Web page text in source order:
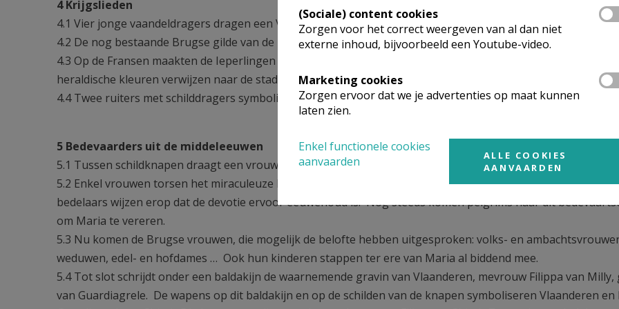
4 Krijgslieden
4.1 Vier jonge vaandeldragers dragen een Vlaamse leeuwenvlag
4.2 De nog bestaande Brugse gilde van de kruisboogschutters van Sint-Joris vochten destijds mee in de
4.3 Op de Fransen maakten de Ieperlingen tijdens de veldslag een springale buit. Dit is een grote boog. De
heraldische kleuren verwijzen naar de stad Ieper.
4.4 Twee ruiters met schilddragers symboliseren Vlaanderen en Brugge
5 Bedevaarders uit de middeleeuwen
5.1 Tussen schildknapen draagt een vrouw het mariaal vexillum.
5.2 Enkel vrouwen torsen het miraculeuze laat-middeleeuwse beeld van O.-L.-Vrouw-van-Blindekens. Enkele
bedelaars wijzen erop dat de devotie ervoor eeuwenoud is. Nog steeds komen pelgrims naar dit
om Maria te vereren.
5.3 Nu komen de Brugse vrouwen, die mogelijk de belofte hebben uitgesproken: volks- en
weduwen, edel- en hofdames … Ook hun kinderen stappen ter ere van Maria al biddend mee.
5.4 Tot slot schrijdt onder een baldakijn de waarnemende gravin van Vlaanderen, mevrouw Filippa van Milly,
van Guardiagrele. De wapens op dit baldakijn en op de schilden van de knapen symboliseren Vlaanderen en
(Sociale) content cookies
Zorgen voor het correct weergeven van al dan niet
externe inhoud, bijvoorbeeld een Youtube-video.
Marketing cookies
Zorgen ervoor dat we je advertenties op maat kunnen
laten zien.
Enkel functionele cookies
aanvaarden
ALLE COOKIES
AANVAARDEN